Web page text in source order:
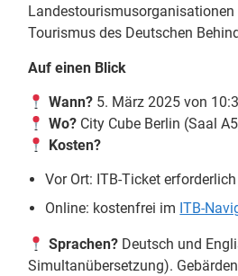
Landestourismusorganisationen
Tourismus des Deutschen
Auf einen Blick
Wann?5. März 2025 von
Wo?City Cube Berlin (Saal
Kosten?
Vor Ort: ITB-Ticket erforderlich
Online: kostenfrei im ITB-
Sprachen?Deutsch und
Simultanübersetzung).